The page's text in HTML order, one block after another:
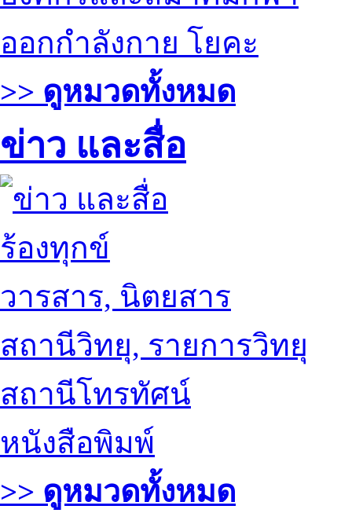
ออกกำลังกาย โยคะ
>> ดูหมวดทั้งหมด
ข่าว และสื่อ
ร้องทุกข์
วารสาร, นิตยสาร
สถานีวิทยุ, รายการวิทยุ
สถานีโทรทัศน์
หนังสือพิมพ์
>> ดูหมวดทั้งหมด